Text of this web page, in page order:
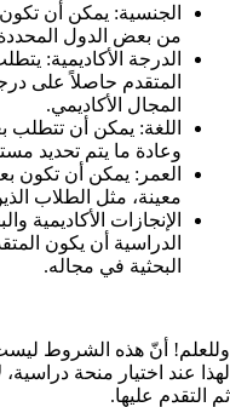
الجنسية: يمكن أن
من بعض الدول
الدرجة الأكاديمية:
المتقدم حاصلاً على
المجال الأكاديمي.
اللغة: يمكن أن تتطلب
وعادة ما يتم تحديد
العمر: يمكن أن تكون
معينة، مثل الطلاب
الإنجازات الأكاديمية
الدراسية أن يكون
البحثية في مجاله.
وللعلم! أنّ هذه الشروط ليست
لهذا عند اختيار منحة
ثم التقدم عليها.